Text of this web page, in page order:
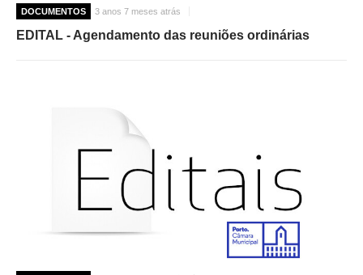
DOCUMENTOS 3 anos 7 meses atrás
EDITAL - Agendamento das reuniões ordinárias